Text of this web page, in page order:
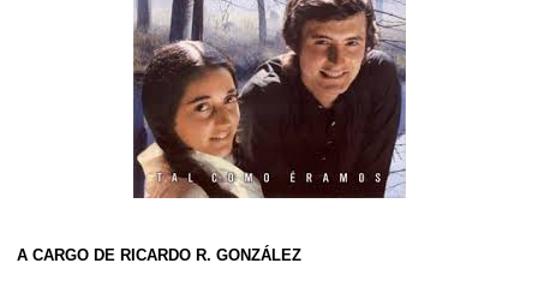
A CARGO DE RICARDO R. GONZÁLEZ